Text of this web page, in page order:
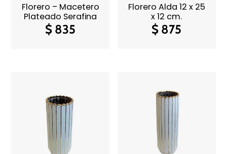
Florero – Macetero
Plateado Serafina
$ 835
Florero Alda 12 x 25
x 12 cm.
$ 875